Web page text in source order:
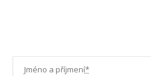
Jméno a příjmení*